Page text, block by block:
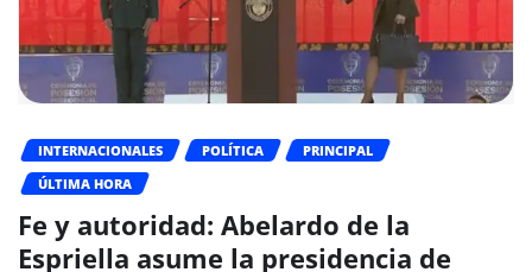
INTERNACIONALES POLÍTICA
PRINCIPAL
ÚLTIMA HORA
Fe y autoridad: Abelardo de la
Espriella asume la presidencia de